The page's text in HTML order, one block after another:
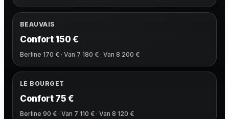
BEAUVAIS
Confort 150 €
Berline 170 € · Van 7 180 € · Van 8 200 €
LE BOURGET
Confort 75 €
Berline 90 € · Van 7 110 € · Van 8 120 €